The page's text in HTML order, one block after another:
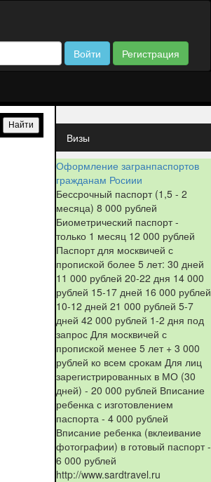
Войти Регистрация
Визы
Оформление загранпаспортов
гражданам Росиии
Бессрочный паспорт (1,5 - 2
месяца) 8 000 рублей
Биометрический паспорт -
только 1 месяц 12 000 рублей
Паспорт для москвичей с
пропиской более 5 лет: 30 дней
11 000 рублей 20-22 дня 14 000
рублей 15-17 дней 16 000 рублей
10-12 дней 21 000 рублей 5-7
дней 42 000 рублей 1-2 дня под
запрос Для москвичей с
пропиской менее 5 лет + 3 000
рублей ко всем срокам Для лиц
зарегистрированных в МО (30
дней) - 20 000 рублей Вписание
ребенка с изготовлением
паспорта - 4 000 рублей
Вписание ребенка (вклеивание
фотографии) в готовый паспорт -
6 000 рублей
http://www.sardtravel.ru